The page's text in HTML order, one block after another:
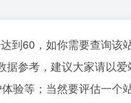
到60，如你需要查询该
据参考，建议大家请以
验等；当然要评估一